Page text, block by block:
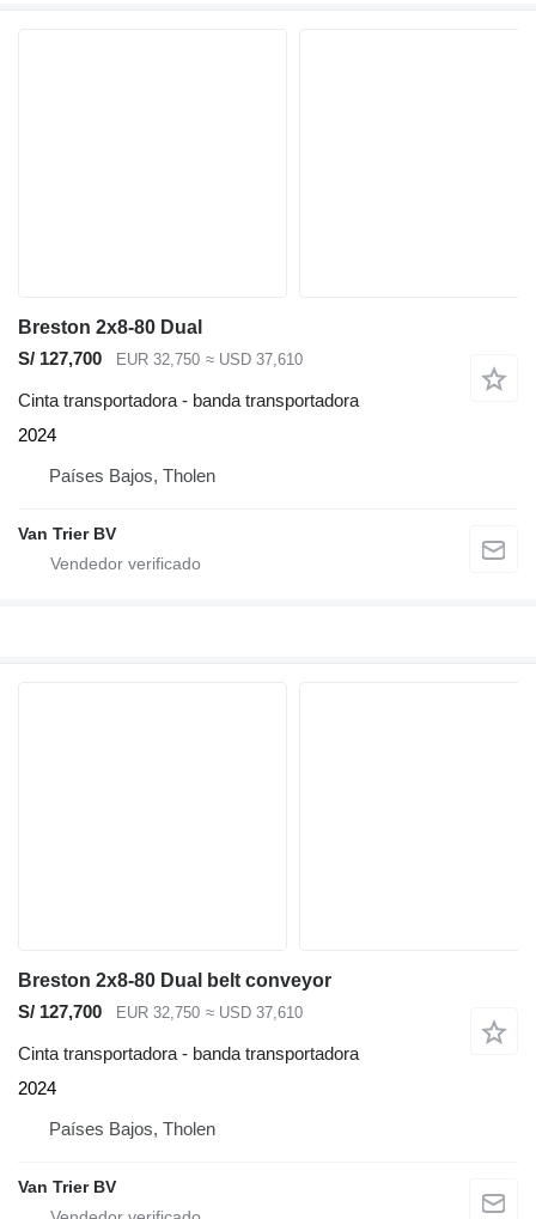
Breston 2x8-80 Dual
S/ 127,700
EUR 32,750 ≈ USD 37,610
Cinta transportadora - banda transportadora
2024
Países Bajos, Tholen
Van Trier BV
Breston 2x8-80 Dual belt conveyor
S/ 127,700
EUR 32,750 ≈ USD 37,610
Cinta transportadora - banda transportadora
2024
Países Bajos, Tholen
Van Trier BV